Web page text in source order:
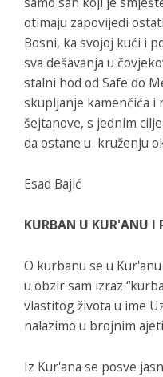
otimaju zapovijedi
Bosni, ka svojoj kući i
sva dešavanja u
stalni hod od Safe do
skupljanje kamenčića i
šejtanove, s jednim
da ostane u kruženju
Esad Bajić
KURBAN U KUR'ANU I
O kurbanu se u
u obzir sam izraz
vlastitog života u ime
nalazimo u brojnim
Iz Kur'ana se posve